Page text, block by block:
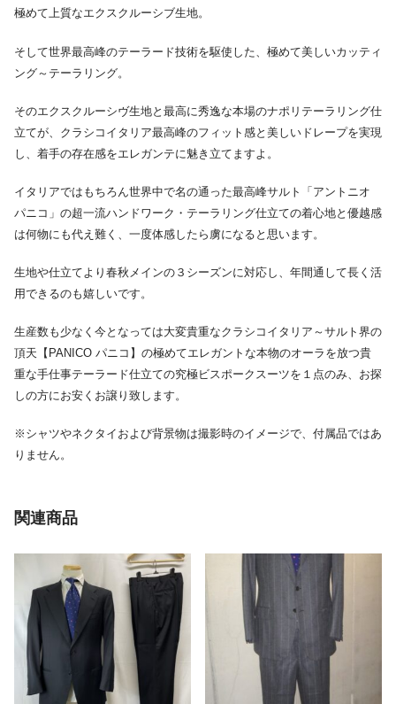
極めて上質なエクスクルーシブ生地。
そして世界最高峰のテーラード技術を駆使した、極めて美しいカッティ
ング～テーラリング。
そのエクスクルーシヴ生地と最高に秀逸な本場のナポリテーラリング仕
立てが、クラシコイタリア最高峰のフィット感と美しいドレープを実現
し、着手の存在感をエレガンテに魅き立てますよ。
イタリアではもちろん世界中で名の通った最高峰サルト「アントニオ
パニコ」の超一流ハンドワーク・テーラリング仕立ての着心地と優越感
は何物にも代え難く、一度体感したら虜になると思います。
生地や仕立てより春秋メインの３シーズンに対応し、年間通して長く活
用できるのも嬉しいです。
生産数も少なく今となっては大変貴重なクラシコイタリア～サルト界の
頂天【PANICO パニコ】の極めてエレガントな本物のオーラを放つ貴
重な手仕事テーラード仕立ての究極ビスポークスーツを１点のみ、お探
しの方にお安くお譲り致します。
※シャツやネクタイおよび背景物は撮影時のイメージで、付属品ではあ
りません。
関連商品